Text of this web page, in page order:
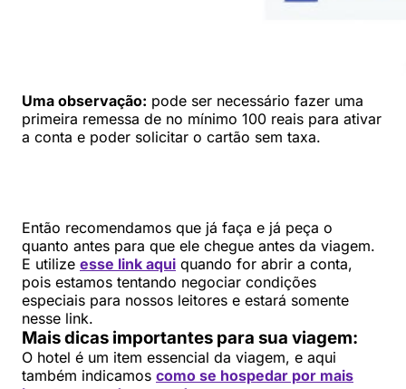
Uma observação: pode ser necessário fazer uma
primeira remessa de no mínimo 100 reais para ativar
a conta e poder solicitar o cartão sem taxa.
Então recomendamos que já faça e já peça o
quanto antes para que ele chegue antes da viagem.
E utilize esse link aqui quando for abrir a conta,
pois estamos tentando negociar condições
especiais para nossos leitores e estará somente
nesse link.
Mais dicas importantes para sua viagem:
O hotel é um item essencial da viagem, e aqui
também indicamos como se hospedar por mais